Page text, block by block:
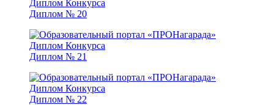
Диплом № 20
Диплом № 21
Диплом № 22